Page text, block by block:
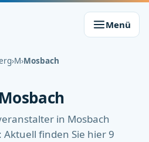
Menü
›M›Mosbach
in Mosbach
finden Sie hier 9